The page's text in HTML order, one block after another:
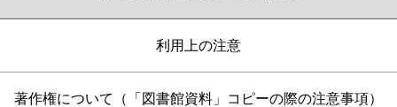
利用上の注意
著作権について（「図書館資料」コピーの際の注意事項）